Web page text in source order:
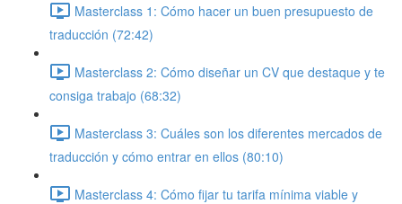
Masterclass 1: Cómo hacer un buen presupuesto de
traducción (72:42)
Masterclass 2: Cómo diseñar un CV que destaque y te
consiga trabajo (68:32)
Masterclass 3: Cuáles son los diferentes mercados de
traducción y cómo entrar en ellos (80:10)
Masterclass 4: Cómo fijar tu tarifa mínima viable y